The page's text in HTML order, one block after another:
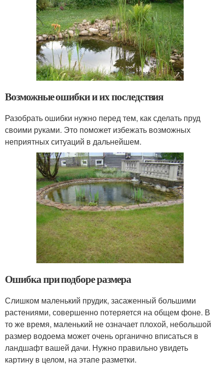
Возможные ошибки и их последствия
Разобрать ошибки нужно перед тем, как сделать пруд
своими руками. Это поможет избежать возможных
неприятных ситуаций в дальнейшем.
Ошибка при подборе размера
Слишком маленький прудик, засаженный большими
растениями, совершенно потеряется на общем фоне. В
то же время, маленький не означает плохой, небольшой
размер водоема может очень органично вписаться в
ландшафт вашей дачи. Нужно правильно увидеть
картину в целом, на этапе разметки.